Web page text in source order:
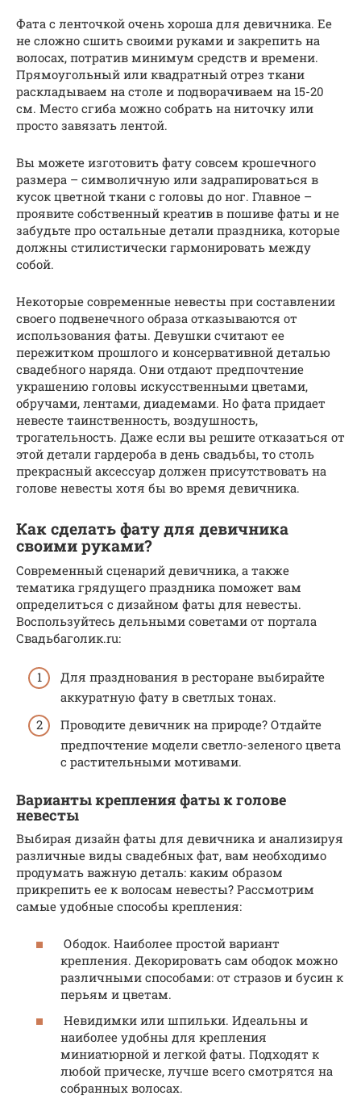
Фата с ленточкой очень хороша для девичника. Ее
не сложно сшить своими руками и закрепить на
волосах, потратив минимум средств и времени.
Прямоугольный или квадратный отрез ткани
раскладываем на столе и подворачиваем на 15-20
см. Место сгиба можно собрать на ниточку или
просто завязать лентой.
Вы можете изготовить фату совсем крошечного
размера – символичную или задрапироваться в
кусок цветной ткани с головы до ног. Главное –
проявите собственный креатив в пошиве фаты и не
забудьте про остальные детали праздника, которые
должны стилистически гармонировать между
собой.
Некоторые современные невесты при составлении
своего подвенечного образа отказываются от
использования фаты. Девушки считают ее
пережитком прошлого и консервативной деталью
свадебного наряда. Они отдают предпочтение
украшению головы искусственными цветами,
обручами, лентами, диадемами. Но фата придает
невесте таинственность, воздушность,
трогательность. Даже если вы решите отказаться от
этой детали гардероба в день свадьбы, то столь
прекрасный аксессуар должен присутствовать на
голове невесты хотя бы во время девичника.
Как сделать фату для девичника
своими руками?
Современный сценарий девичника, а также
тематика грядущего праздника поможет вам
определиться с дизайном фаты для невесты.
Воспользуйтесь дельными советами от портала
Свадьбаголик.ru:
Для празднования в ресторане выбирайте
аккуратную фату в светлых тонах.
Проводите девичник на природе? Отдайте
предпочтение модели светло-зеленого цвета
с растительными мотивами.
Варианты крепления фаты к голове
невесты
Выбирая дизайн фаты для девичника и анализируя
различные виды свадебных фат, вам необходимо
продумать важную деталь: каким образом
прикрепить ее к волосам невесты? Рассмотрим
самые удобные способы крепления:
Ободок. Наиболее простой вариант
крепления. Декорировать сам ободок можно
различными способами: от стразов и бусин к
перьям и цветам.
Невидимки или шпильки. Идеальны и
наиболее удобны для крепления
миниатюрной и легкой фаты. Подходят к
любой прическе, лучше всего смотрятся на
собранных волосах.